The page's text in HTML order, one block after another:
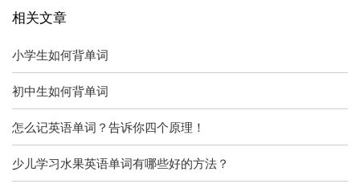
相关文章
小学生如何背单词
初中生如何背单词
怎么记英语单词？告诉你四个原理！
少儿学习水果英语单词有哪些好的方法？